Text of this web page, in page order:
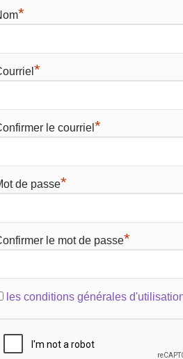
*
*
le courriel*
de passe*
le mot de passe*
les conditions générales